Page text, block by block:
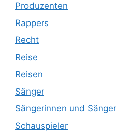
Produzenten
Rappers
Recht
Reise
Reisen
Sänger
Sängerinnen und Sänger
Schauspieler